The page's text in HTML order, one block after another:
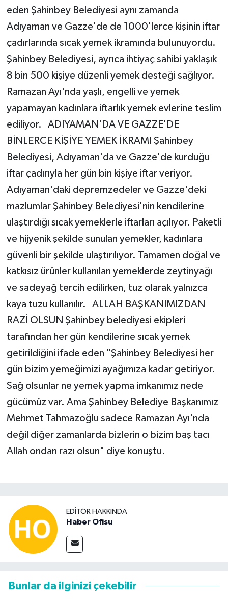
eden Şahinbey Belediyesi aynı zamanda
Adıyaman ve Gazze'de de 1000'lerce kişinin iftar
çadırlarında sıcak yemek ikramında bulunuyordu.
Şahinbey Belediyesi, ayrıca ihtiyaç sahibi yaklaşık
8 bin 500 kişiye düzenli yemek desteği sağlıyor.
Ramazan Ayı'nda yaşlı, engelli ve yemek
yapamayan kadınlara iftarlık yemek evlerine teslim
ediliyor. ADIYAMAN'DA VE GAZZE'DE
BİNLERCE KİŞİYE YEMEK İKRAMI Şahinbey
Belediyesi, Adıyaman'da ve Gazze'de kurduğu
iftar çadırıyla her gün bin kişiye iftar veriyor.
Adıyaman'daki depremzedeler ve Gazze'deki
mazlumlar Şahinbey Belediyesi'nin kendilerine
ulaştırdığı sıcak yemeklerle iftarları açılıyor. Paketli
ve hijyenik şekilde sunulan yemekler, kadınlara
güvenli bir şekilde ulaştırılıyor. Tamamen doğal ve
katkısız ürünler kullanılan yemeklerde zeytinyağı
ve sadeyağ tercih edilirken, tuz olarak yalnızca
kaya tuzu kullanılır. ALLAH BAŞKANIMIZDAN
RAZİ OLSUN Şahinbey belediyesi ekipleri
tarafından her gün kendilerine sıcak yemek
getirildiğini ifade eden "Şahinbey Belediyesi her
gün bizim yemeğimizi ayağımıza kadar getiriyor.
Sağ olsunlar ne yemek yapma imkanımız nede
gücümüz var. Ama Şahinbey Belediye Başkanımız
Mehmet Tahmazoğlu sadece Ramazan Ayı'nda
değil diğer zamanlarda bizlerin o bizim baş tacı
Allah ondan razı olsun" diye konuştu.
EDITÖR HAKKINDA
Haber Ofisu
Bunlar da ilginizi çekebilir